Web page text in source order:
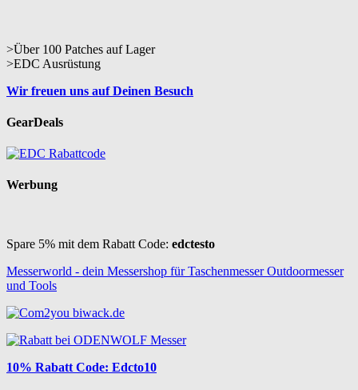
>Über 100 Patches auf Lager
>EDC Ausrüstung
Wir freuen uns auf Deinen Besuch
GearDeals
Werbung
Spare 5% mit dem Rabatt Code: edctesto
Messerworld - dein Messershop für Taschenmesser Outdoormesser
und Tools
10% Rabatt Code: Edcto10